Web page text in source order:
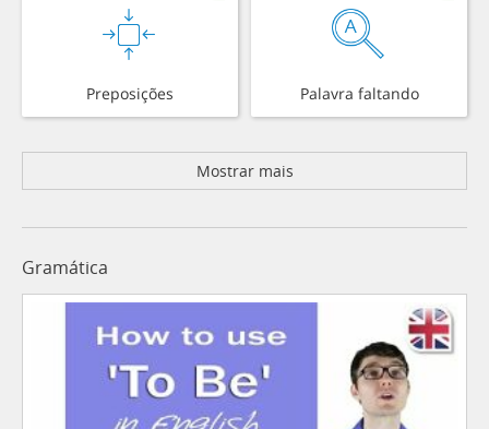
Preposições Palavra faltando
Mostrar mais
Gramática